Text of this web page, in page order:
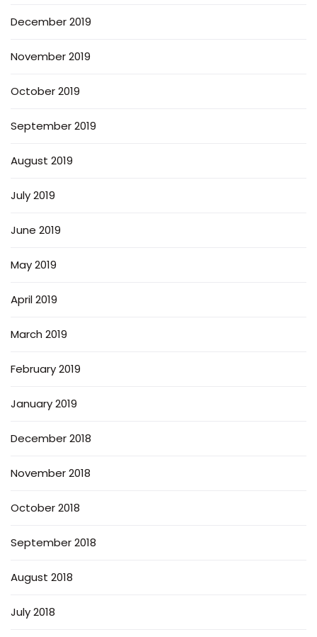
December 2019
November 2019
October 2019
September 2019
August 2019
July 2019
June 2019
May 2019
April 2019
March 2019
February 2019
January 2019
December 2018
November 2018
October 2018
September 2018
August 2018
July 2018